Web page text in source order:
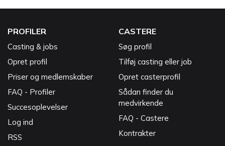
PROFILER
Casting & jobs
Opret profil
Priser og medlemskaber
FAQ - Profiler
Succesoplevelser
Log ind
RSS
CASTERE
Søg profil
Tilføj casting eller job
Opret casterprofil
Sådan finder du
medvirkende
FAQ - Castere
Kontrakter